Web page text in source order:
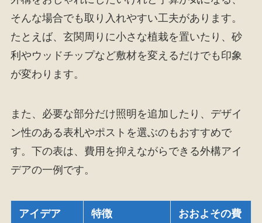
そんな場合でも取り入れやすい工夫があります。
たとえば、玄関周りに小さな植栽を置いたり、砂
利やウッドチップなど敷材を変えるだけでも印象
が変わります。
また、必要な部分だけ照明を追加したり、デザイ
ン性のある表札やポストを選ぶのもおすすめで
す。下の表は、費用を抑えながらできる外構アイ
デアの一例です。
アイデア 特徴
おおよその費